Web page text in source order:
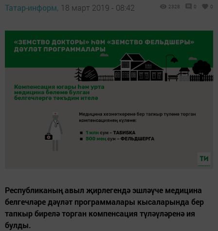
Татар-информ, 18 март 2019 - 08:42 2328 0 0
Республиканың авыл җирлегендә эшләүче медицина
белгечләре дәүләт программалары кысаларында бер
тапкыр бирелә торган компенсация түләүләренә ия
булды.